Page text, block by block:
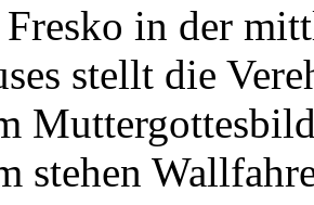
in der
stellt die
stehen